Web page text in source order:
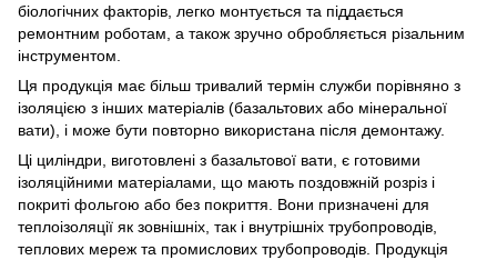
біологічних факторів, легко монтується та піддається
ремонтним роботам, а також зручно обробляється різальним
інструментом.
Ця продукція має більш тривалий термін служби порівняно з
ізоляцією з інших матеріалів (базальтових або мінеральної
вати), і може бути повторно використана після демонтажу.
Ці циліндри, виготовлені з базальтової вати, є готовими
ізоляційними матеріалами, що мають поздовжній розріз і
покриті фольгою або без покриття. Вони призначені для
теплоізоляції як зовнішніх, так і внутрішніх трубопроводів,
теплових мереж та промислових трубопроводів. Продукція